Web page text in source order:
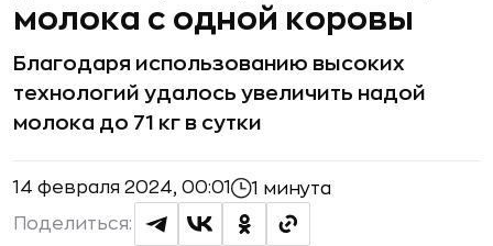
молока с одной коровы
Благодаря использованию высоких
технологий удалось увеличить надой
молока до 71 кг в сутки
14 февраля 2024, 00:01 1 минута
Поделиться: